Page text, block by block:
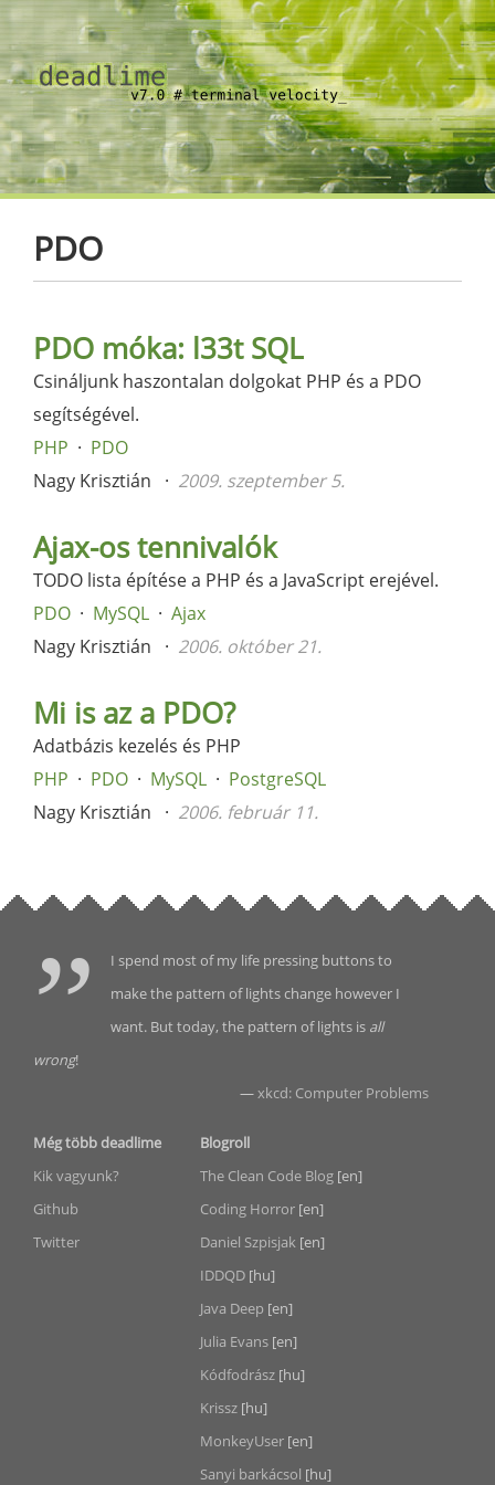
PDO
PDO móka: l33t SQL
Csináljunk haszontalan dolgokat PHP és a PDO
segítségével.
PHP
PDO
Nagy Krisztián
2009. szeptember 5.
Ajax-os tennivalók
TODO lista építése a PHP és a JavaScript erejével.
PDO
MySQL
Ajax
Nagy Krisztián
2006. október 21.
Mi is az a PDO?
Adatbázis kezelés és PHP
PHP
PDO MySQL
PostgreSQL
Nagy Krisztián
2006. február 11.
I spend most of my life pressing buttons to
make the pattern of lights change however I
want. But today, the pattern of lights is all
wrong!
—xkcd: Computer Problems
Még több deadlime
Kik vagyunk?
Github
Twitter
Blogroll
The Clean Code Blog [en]
Coding Horror [en]
Daniel Szpisjak [en]
IDDQD [hu]
Java Deep [en]
Julia Evans [en]
Kódfodrász [hu]
Krissz [hu]
MonkeyUser [en]
Sanyi barkácsol [hu]